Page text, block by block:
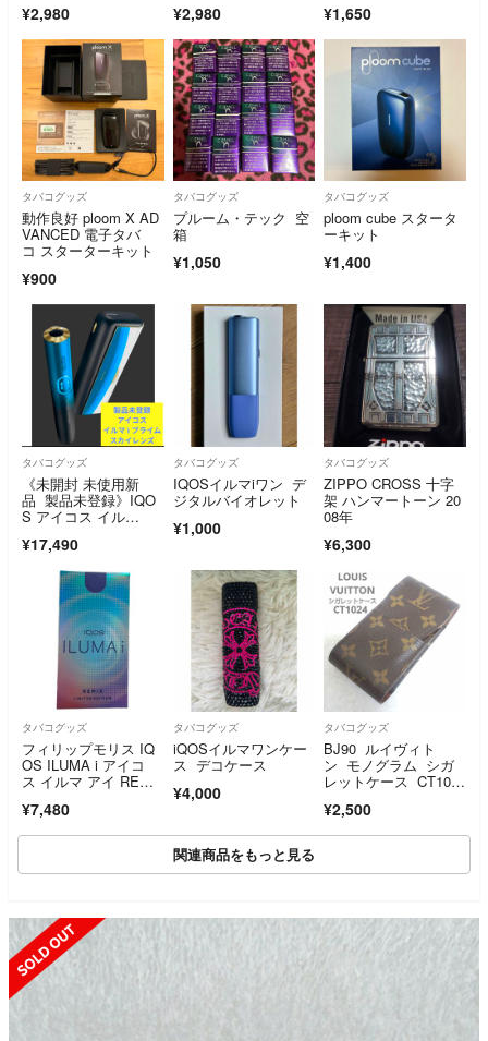
¥2,980 ¥2,980 ¥1,650
タバコグッズ
動作良好 ploom X AD
VANCED 電子タバ
コ スターターキット
¥900
タバコグッズ
プルーム・テック 空
箱
¥1,050
タバコグッズ
ploom cube スタータ
ーキット
¥1,400
タバコグッズ
《未開封 未使用新
品 製品未登録》IQO
S アイコス イル
NS スカイレンズ モデ
ル★日本発売版
¥17,490
タバコグッズ
IQOSイルマiワン デ
ジタルバイオレット
¥1,000
タバコグッズ
ZIPPO CROSS 十字
架 ハンマートーン 20
08年
¥6,300
タバコグッズ
フィリップモリス IQ
OS ILUMA i アイコ
ス イルマ アイ REMI
N M0010/M0022 マル
チカラー 家電 電化製
¥7,480
タバコグッズ
iQOSイルマワンケー
ス デコケース
¥4,000
タバコグッズ
BJ90 ルイヴィト
ン モノグラム シガ
レットケース CT102
¥2,500
関連商品をもっと見る
SOLD OUT